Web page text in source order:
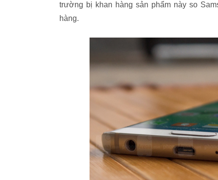
trường bị khan hàng sản phẩm này so
hàng.